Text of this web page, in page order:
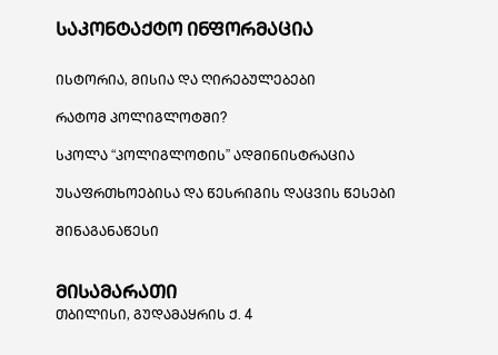
საკონტაქტო ინფორმაცია
ისტორია, მისია და ღირებულებები
რატომ პოლიგლოტში?
სკოლა “პოლიგლოტის” ადმინისტრაცია
უსაფრთხოებისა და წესრიგის დაცვის წესები
შინაგანაწესი
მისამარათი
თბილისი, გუდამაყრის ქ. 4